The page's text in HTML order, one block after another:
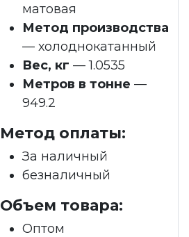
матовая
Метод производства
— холоднокатанный
Вес, кг — 1.0535
Метров в тонне —
949.2
Метод оплаты:
За наличный
безналичный
Объем товара:
Оптом